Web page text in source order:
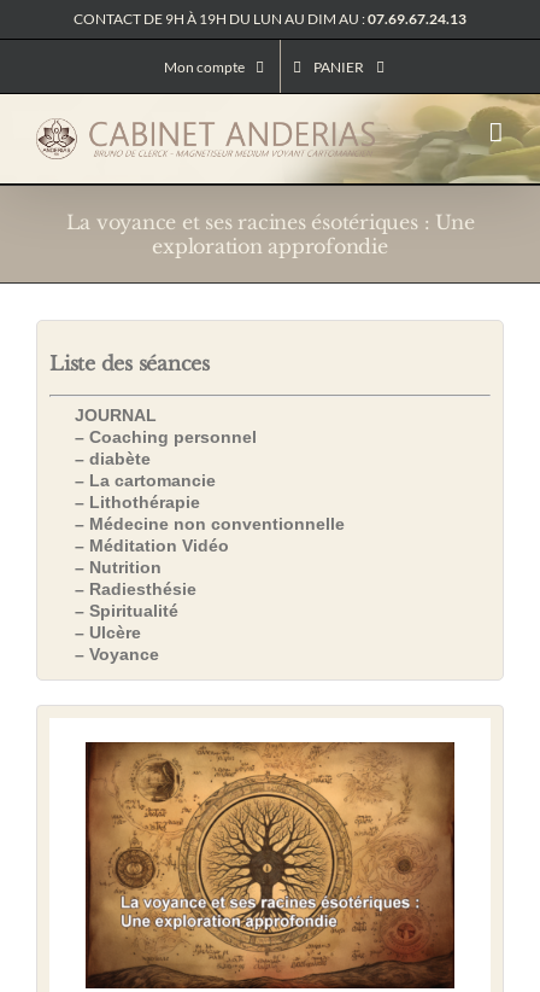
au
CONTACT DE 9H À 19H DU LUN AU DIM AU :07.69.67.24.13
Mon compte PANIER
La voyance et ses racines ésotériques : Une
exploration approfondie
Liste des séances
JOURNAL
– Coaching personnel
– diabète
– La cartomancie
– Lithothérapie
– Médecine non conventionnelle
– Méditation Vidéo
– Nutrition
– Radiesthésie
– Spiritualité
– Ulcère
– Voyance